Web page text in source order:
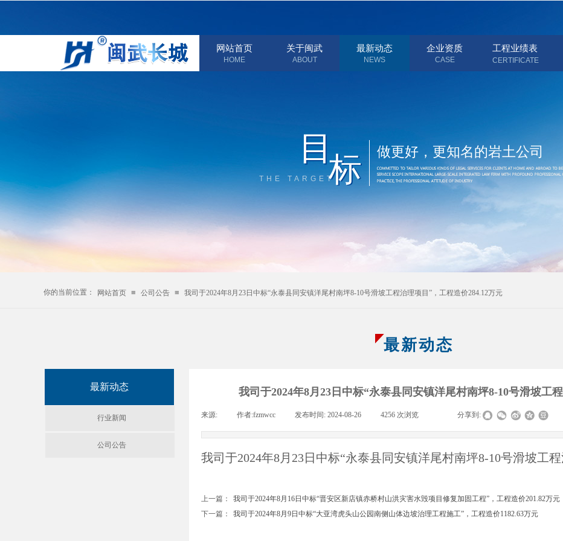
目
目
标
标 做更好，更知名的岩土公司
THE TARGET
网站首页 关于闽武 最新动态 企业资质 工程业绩表
HOME ABOUT NEWS CASE CERTIFICATE
你的当前位置： 网站首页 ≡ 公司公告 ≡ 我司于2024年8月23日中标“永泰县同安镇洋尾村南坪8-10号滑坡工程治理项目”，工程造价284.12万元
最新动态
我司于2024年8月23日中标“永泰县同安镇洋尾村南坪8-10号滑坡工
来源: 作者:fzmwcc 发布时间: 2024-08-26 4256 次浏览 分享到:
我司于2024年8月23日中标“永泰县同安镇洋尾村南坪8-10号滑坡工程
上一篇：
我司于2024年8月16日中标“晋安区新店镇赤桥村山洪灾害水毁项目修复加固工程”，工程造价201.82万元
下一篇：
我司于2024年8月9日中标“大亚湾虎头山公园南侧山体边坡治理工程施工”，工程造价1182.63万元
最新动态
行业新闻
公司公告